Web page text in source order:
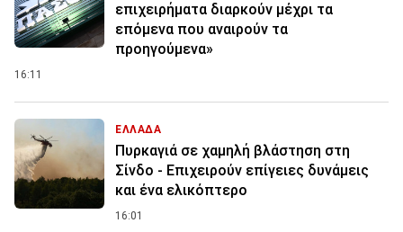
επιχειρήματα διαρκούν μέχρι τα
επόμενα που αναιρούν τα
προηγούμενα»
16:11
ΕΛΛΑΔΑ
Πυρκαγιά σε χαμηλή βλάστηση στη
Σίνδο - Επιχειρούν επίγειες δυνάμεις
και ένα ελικόπτερο
16:01